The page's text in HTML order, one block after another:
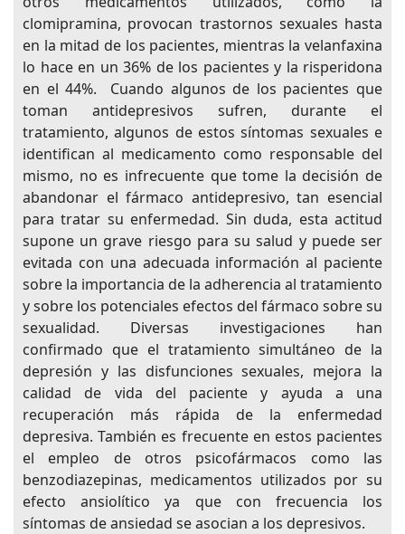
clomipramina, provocan trastornos sexuales hasta
en la mitad de los pacientes, mientras la velanfaxina
lo hace en un 36% de los pacientes y la risperidona
en el 44%. Cuando algunos de los pacientes que
toman antidepresivos sufren, durante el
tratamiento, algunos de estos síntomas sexuales e
identifican al medicamento como responsable del
mismo, no es infrecuente que tome la decisión de
abandonar el fármaco antidepresivo, tan esencial
para tratar su enfermedad. Sin duda, esta actitud
supone un grave riesgo para su salud y puede ser
evitada con una adecuada información al paciente
sobre la importancia de la adherencia al tratamiento
y sobre los potenciales efectos del fármaco sobre su
sexualidad. Diversas investigaciones han
confirmado que el tratamiento simultáneo de la
depresión y las disfunciones sexuales, mejora la
calidad de vida del paciente y ayuda a una
recuperación más rápida de la enfermedad
depresiva. También es frecuente en estos pacientes
el empleo de otros psicofármacos como las
benzodiazepinas, medicamentos utilizados por su
efecto ansiolítico ya que con frecuencia los
síntomas de ansiedad se asocian a los depresivos.